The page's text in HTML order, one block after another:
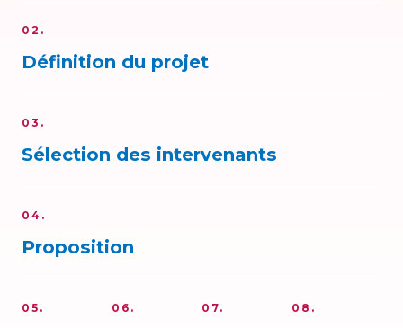
02.
Définition du projet
03.
Sélection des intervenants
04.
Proposition
05. 06. 07. 08.